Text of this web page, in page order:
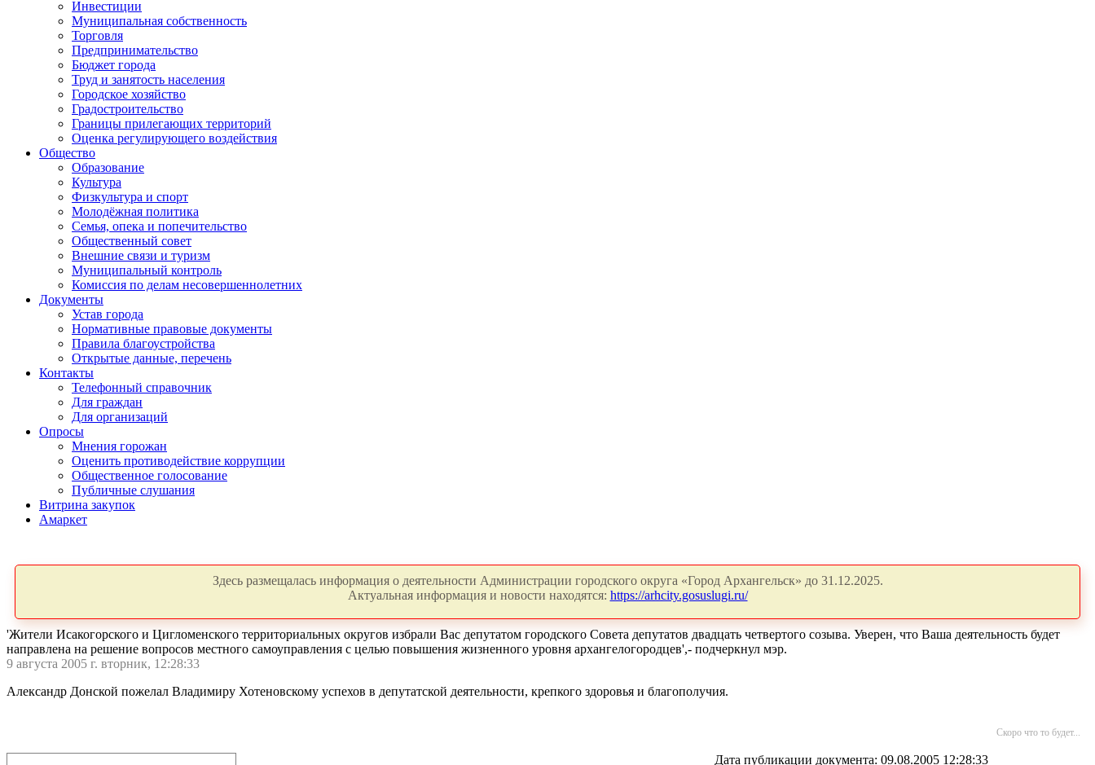
Инвестиции
Муниципальная собственность
Торговля
Предпринимательство
Бюджет города
Труд и занятость населения
Городское хозяйство
Градостроительство
Границы прилегающих территорий
Оценка регулирующего воздействия
Общество
Образование
Культура
Физкультура и спорт
Молодёжная политика
Семья, опека и попечительство
Общественный совет
Внешние связи и туризм
Муниципальный контроль
Комиссия по делам несовершеннолетних
Документы
Устав города
Нормативные правовые документы
Правила благоустройства
Открытые данные, перечень
Контакты
Телефонный справочник
Для граждан
Для организаций
Опросы
Мнения горожан
Оценить противодействие коррупции
Общественное голосование
Публичные слушания
Витрина закупок
Амаркет
Здесь размещалась информация о деятельности Администрации городского округа «Город Архангельск» до 31.12.2025.
Актуальная информация и новости находятся: https://arhcity.gosuslugi.ru/
'Жители Исакогорского и Цигломенского территориальных округов избрали Вас депутатом городского Совета депутатов двадцать четвертого созыва. Уверен, что Ваша деятельность будет
направлена на решение вопросов местного самоуправления с целью повышения жизненного уровня архангелогородцев',- подчеркнул мэр.
9 августа 2005 г. вторник, 12:28:33
Александр Донской пожелал Владимиру Хотеновскому успехов в депутатской деятельности, крепкого здоровья и благополучия.
Скоро что то будет...
Дата публикации документа: 09.08.2005 12:28:33